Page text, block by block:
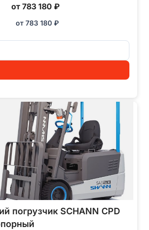
от 783 180 ₽
от 783 180 ₽
погрузчик SCHANN CPD